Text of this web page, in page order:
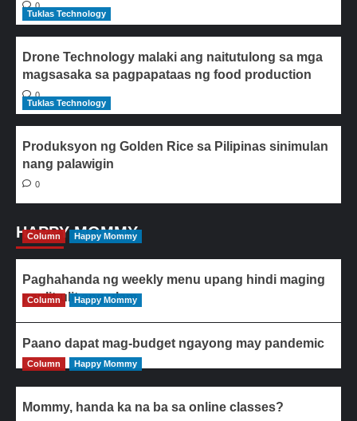
0
Tuklas Technology
Drone Technology malaki ang naitutulong sa mga
magsasaka sa pagpapataas ng food production
0
Tuklas Technology
Produksyon ng Golden Rice sa Pilipinas sinimulan
nang palawigin
0
HAPPY MOMMY
Column Happy Mommy
Paghahanda ng weekly menu upang hindi maging
paulit-ulit ang ulam
Column Happy Mommy
Paano dapat mag-budget ngayong may pandemic
Column Happy Mommy
Mommy, handa ka na ba sa online classes?